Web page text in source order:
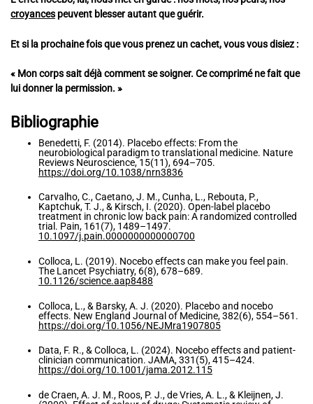
croyances peuvent blesser autant que guérir.
Et si la prochaine fois que vous prenez un cachet, vous vous disiez :
« Mon corps sait déjà comment se soigner. Ce comprimé ne fait que
lui donner la permission. »
Bibliographie
Benedetti, F. (2014). Placebo effects: From the
neurobiological paradigm to translational medicine. Nature
Reviews Neuroscience, 15(11), 694–705.
https://doi.org/10.1038/nrn3836
Carvalho, C., Caetano, J. M., Cunha, L., Rebouta, P.,
Kaptchuk, T. J., & Kirsch, I. (2020). Open-label placebo
treatment in chronic low back pain: A randomized controlled
trial. Pain, 161(7), 1489–1497.
10.1097/j.pain.0000000000000700
Colloca, L. (2019). Nocebo effects can make you feel pain.
The Lancet Psychiatry, 6(8), 678–689.
10.1126/science.aap8488
Colloca, L., & Barsky, A. J. (2020). Placebo and nocebo
effects. New England Journal of Medicine, 382(6), 554–561.
https://doi.org/10.1056/NEJMra1907805
Data, F. R., & Colloca, L. (2024). Nocebo effects and patient-
clinician communication. JAMA, 331(5), 415–424.
https://doi.org/10.1001/jama.2012.115
de Craen, A. J. M., Roos, P. J., de Vries, A. L., & Kleijnen, J.